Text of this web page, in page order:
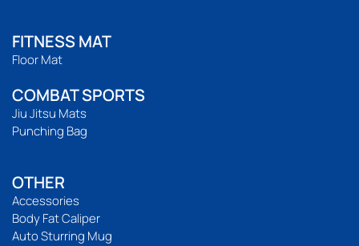
FITNESS MAT
Floor Mat
COMBAT SPORTS
Jiu Jitsu Mats
Punching Bag
OTHER
Accessories
Body Fat Caliper
Auto Sturring Mug